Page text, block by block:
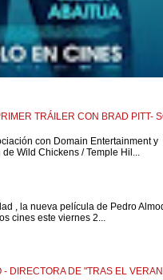
TRÁILER CON BRAD PITT-
con Domain Entertainment y
Wild Chickens / Temple Hil...
, la nueva película de Pedro
cines este viernes 2...
- DIRECTORA DE "TRAS EL